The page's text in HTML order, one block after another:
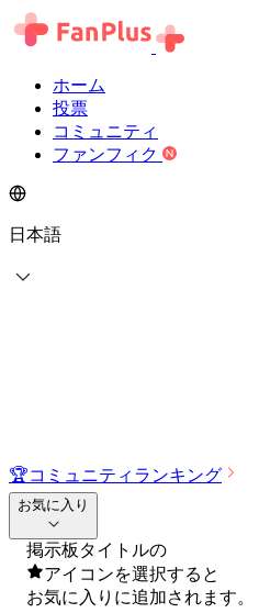
ホーム
投票
コミュニティ
ファンフィク
日本語
🏆コミュニティランキング
お気に入り
掲示板タイトルの
アイコンを選択すると
お気に入りに追加されます。